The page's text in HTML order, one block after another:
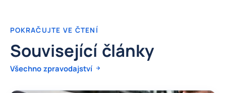
POKRAČUJTE VE ČTENÍ
Související články
Všechno zpravodajství